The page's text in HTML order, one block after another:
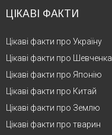
ЦІКАВІ ФАКТИ
Цікаві факти про Україну
Цікаві факти про Шевченка
Цікаві факти про Японію
Цікаві факти про Китай
Цікаві факти про Землю
Цікаві факти про тварин